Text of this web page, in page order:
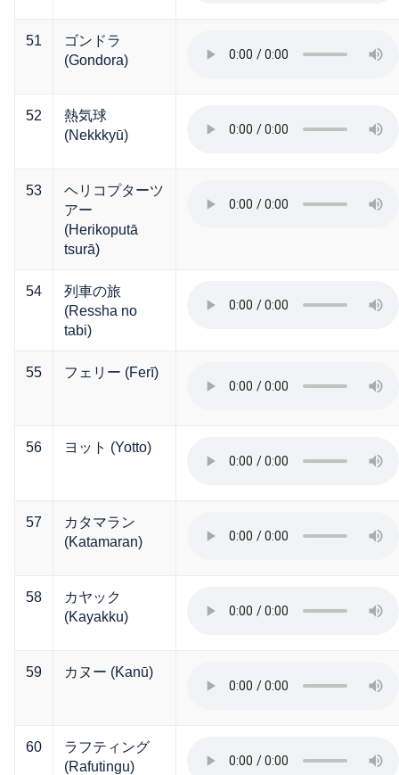
51
ゴンドラ
(Gondora)
52
熱気球
(Nekkkyū)
53
ヘリコプターツ
アー
(Herikoputā
tsurā)
54
列車の旅
(Ressha no
tabi)
55 フェリー (Ferī)
56 ヨット (Yotto)
57
カタマラン
(Katamaran)
58
カヤック
(Kayakku)
59 カヌー (Kanū)
60
ラフティング
(Rafutingu)